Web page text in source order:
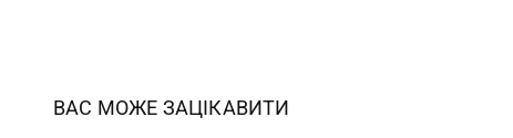
ВАС МОЖЕ ЗАЦІКАВИТИ